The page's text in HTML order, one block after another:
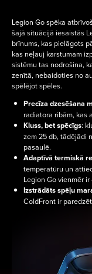
Legion Go spēka
šajā situācijā iesaistās
brīnums, kas pielāgots
kas neļauj karstumam
sistēmu tas nodrošina,
zenītā, nebaidoties no
spēlējot spēles.
Precīza dzesēšana
radiatora ribām, kas
Kluss, bet spēcīgs:
zem 25 db, tādējādi
pasaulē.
Adaptīvā termiskā
temperatūru un
Legion Go vienmēr
Izstrādāts spēļu
ColdFront ir